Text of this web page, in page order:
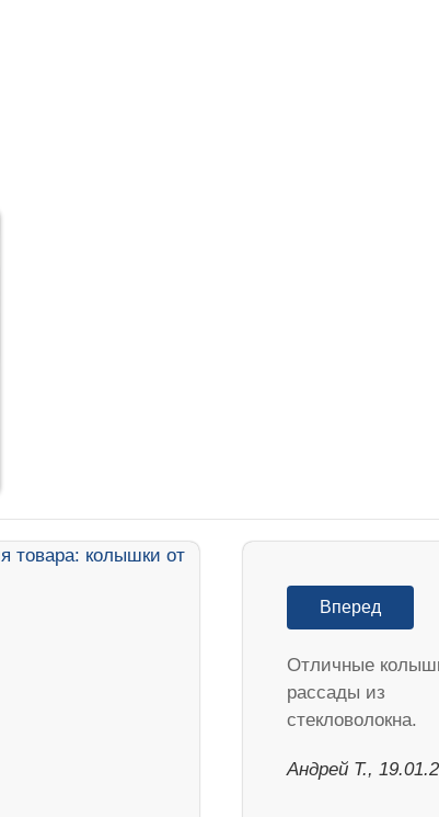
Вперед
Отличные
рассады из
стекловолокна.
Андрей Т.,